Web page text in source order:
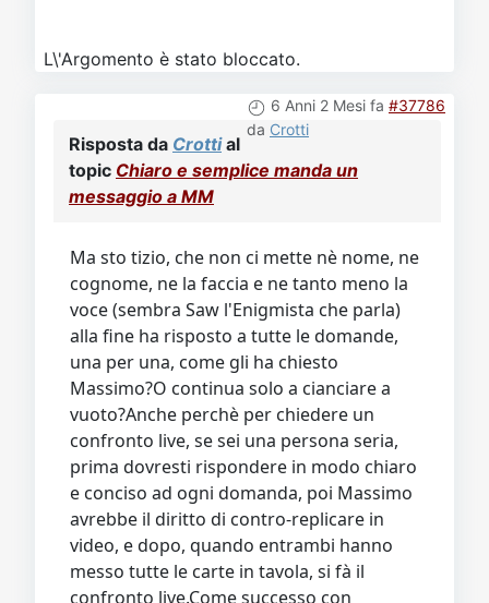
L\'Argomento è stato bloccato.
6 Anni 2 Mesi fa #37786
da Crotti
Risposta da Crottial
topic Chiaro e semplice manda un
messaggio a MM
Ma sto tizio, che non ci mette nè nome, ne
cognome, ne la faccia e ne tanto meno la
voce (sembra Saw l'Enigmista che parla)
alla fine ha risposto a tutte le domande,
una per una, come gli ha chiesto
Massimo?O continua solo a cianciare a
vuoto?Anche perchè per chiedere un
confronto live, se sei una persona seria,
prima dovresti rispondere in modo chiaro
e conciso ad ogni domanda, poi Massimo
avrebbe il diritto di contro-replicare in
video, e dopo, quando entrambi hanno
messo tutte le carte in tavola, si fà il
confronto live.Come successo con